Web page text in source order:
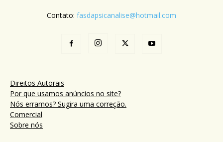
Contato: fasdapsicanalise@hotmail.com
Direitos Autorais
Por que usamos anúncios no site?
Nós erramos? Sugira uma correção.
Comercial
Sobre nós